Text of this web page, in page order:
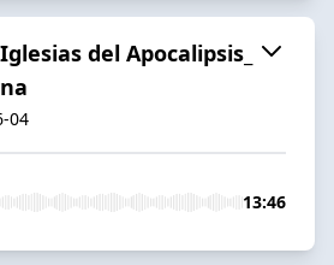
del Apocalipsis_
04
13:46